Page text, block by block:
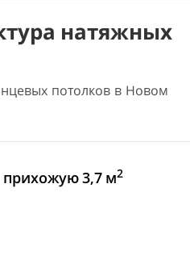
натяжных
потолков в Новом
прихожую 3,7 м2